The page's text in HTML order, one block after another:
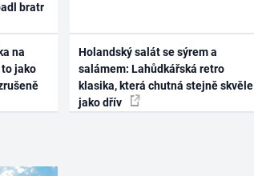
bratr
na
jako
Holandský salát se sýrem a
salámem: Lahůdkářská retro
klasika, která chutná stejně skvěle
jako dřív